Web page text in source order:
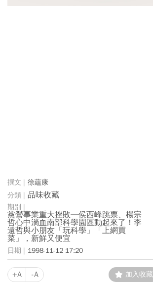
徐蘊康
品味收藏
黨營事業重大挫敗─侯西峰跳票、楊宗
哲心中淌血南部科學園區動起來了！李
遠哲與小朋友「玩科學」「上網買
菜」，新鮮又便宜
1998-11-12 17:20
+A -A 加入收藏